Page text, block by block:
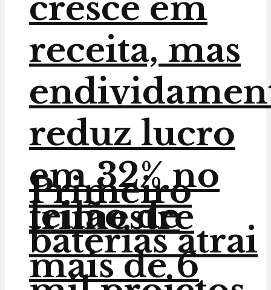
Primeiro
leilão de
baterias atrai
mais de 6
receita, mas
reduz lucro
em 32% no
trimestre